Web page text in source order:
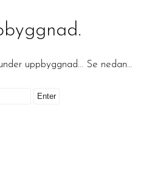
uppbyggnad… Se nedan…